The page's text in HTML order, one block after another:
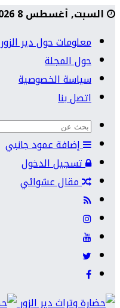
السبت, أغسطس 8 2026
معلومات حول دير الزور
حول المجلة
سياسة الخصوصية
اتصل بنا
إضافة عمود جانبي
تسجيل الدخول
مقال عشوائي